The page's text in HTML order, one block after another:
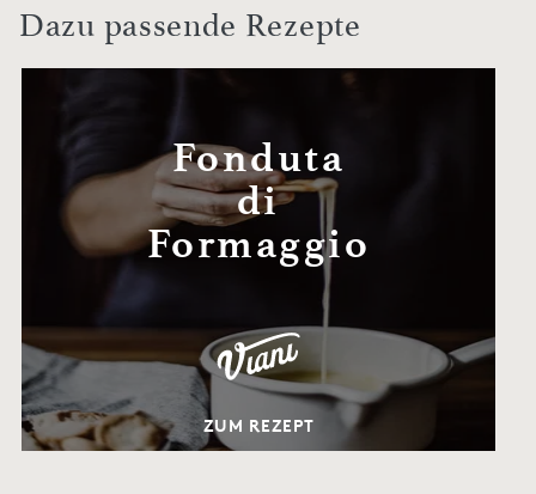
Dazu passende Rezepte
Fonduta
di
Formaggio
ZUM REZEPT